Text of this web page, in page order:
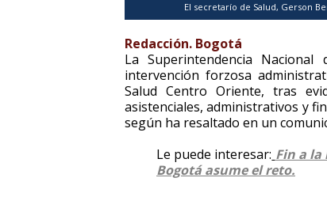
El secretarío de Salud, Gerson
Redacción. Bogotá
La Superintendencia
intervención forzosa
Salud Centro Oriente, tras
asistenciales, administrativos y
según ha resaltado en un
Le puede interesar: Fin a la
Bogotá asume el reto.